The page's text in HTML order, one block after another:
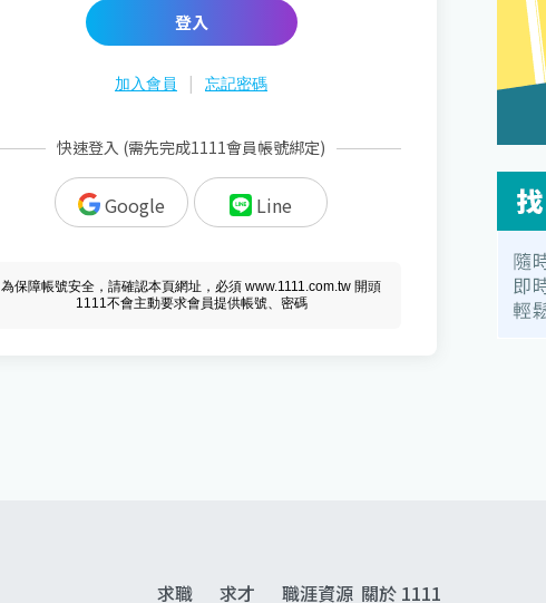
登入
加入會員 | 忘記密碼
快速登入 (需先完成1111會員帳號綁定)
Google Line
為保障帳號安全，請確認本頁網址，必須 www.1111.com.tw 開頭
1111不會主動要求會員提供帳號、密碼
求職 求才 職涯資源 關於 1111